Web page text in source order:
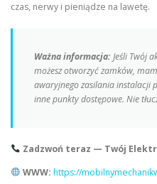
czas, nerwy i pieniądze na lawetę.
Ważna informacja:Jeśli Twój
możesz otworzyć zamków,
awaryjnego zasilania instalacji
inne punkty dostępowe. Nie
Zadzwoń teraz — Twój
WWW: https://